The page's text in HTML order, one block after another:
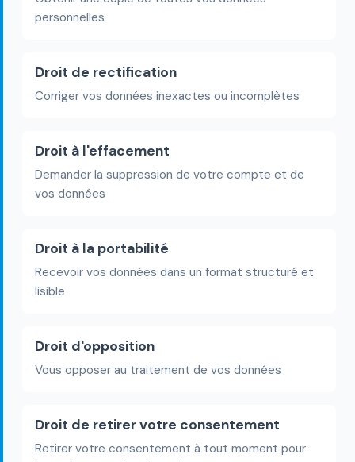
personnelles
Droit de rectification
Corriger vos données inexactes ou incomplètes
Droit à l'effacement
Demander la suppression de votre compte et de
vos données
Droit à la portabilité
Recevoir vos données dans un format structuré et
lisible
Droit d'opposition
Vous opposer au traitement de vos données
Droit de retirer votre consentement
Retirer votre consentement à tout moment pour